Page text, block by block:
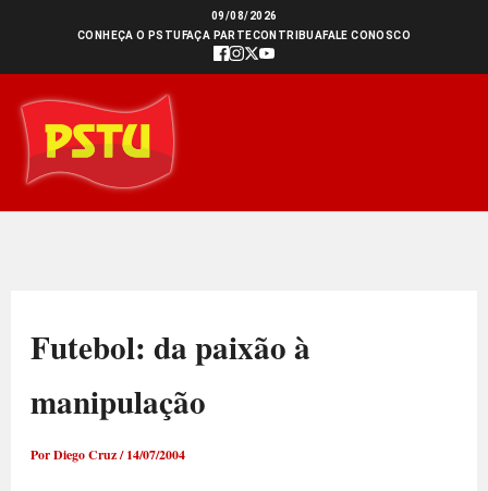
conteúdo
09/08/2026
CONHEÇA O PSTU FAÇA PARTECONTRIBUAFALE CONOSCO
Futebol: da paixão à
manipulação
PorDiego Cruz/14/07/2004